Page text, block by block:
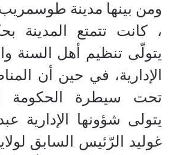
ومن بينها مدينة طوسمريب
، كانت تتمتع المدينة
يتولّى تنظيم أهل السنة
الإدارية، في حين أن
تحت سيطرة الحكومة
يتولى شؤونها الإدارية
غوليد الرّئيس السابق